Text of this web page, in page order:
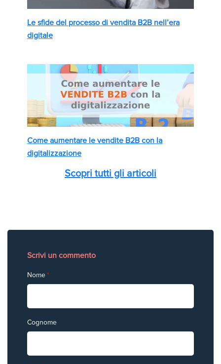
Le sfide del processo di vendita B2B nell’era
digitale
Come aumentare le vendite B2B con la
digitalizzazione
Scopri tutti gli articoli
Scrivi un commento
Nome*
Cognome